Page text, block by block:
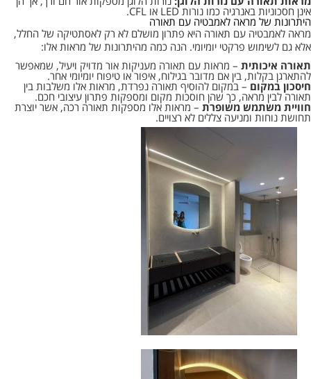
אינן חסכוניות באנרגיה כמו נורות LED או CFL.
היתרונות של מראה לאמבטיה עם תאורה
מראה לאמבטיה עם תאורה היא פתרון מושלם לא רק לאסתטיקה של החלל,
אלא גם לשימוש פרקטי יומיומי. הנה כמה מהיתרונות של מראות אלו:
תאורה איכותית – מראות עם תאורה מעניקות אור מדויק ויעיל, שמאפשר
להתארגן בקלות, בין אם מדובר בגילוח, איפור או טיפוח יומיומי אחר.
חיסכון במקום – במקום להוסיף תאורה נפרדת, מראות אלו משלבות בין
תאורה לבין מראה, כך שהן חוסכות מקום ומספקות פתרון עיצובי חכם.
חוויית משתמש משופרת – מראות אלו מספקות תאורה רכה, אשר יוצרת
תחושת נוחות ומניעה צללים לא רצויים.